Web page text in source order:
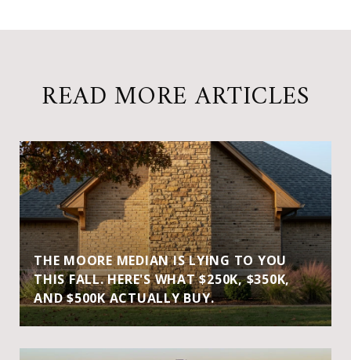
READ MORE ARTICLES
THE MOORE MEDIAN IS LYING TO YOU
THIS FALL. HERE'S WHAT $250K, $350K,
AND $500K ACTUALLY BUY.